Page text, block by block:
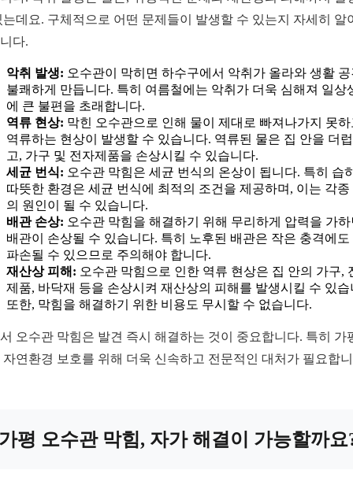
는데요. 구체적으로 어떤 문제들이 발생할 수 있는지 자세히 알
다.
악취 발생: 오수관이 막히면 하수구에서 악취가 올라와 생활
불쾌하게 만듭니다. 특히 여름철에는 악취가 더욱 심해져 일상
에 큰 불편을 초래합니다.
역류 현상: 막힌 오수관으로 인해 물이 제대로 빠져나가지 못하
역류하는 현상이 발생할 수 있습니다. 역류된 물은 집 안을 더
고, 가구 및 전자제품을 손상시킬 수 있습니다.
세균 번식: 오수관 막힘은 세균 번식의 온상이 됩니다. 특히 습
따뜻한 환경은 세균 번식에 최적의 조건을 제공하며, 이는 각종
의 원인이 될 수 있습니다.
배관 손상: 오수관 막힘을 해결하기 위해 무리하게 압력을 가하
배관이 손상될 수 있습니다. 특히 노후된 배관은 작은 충격에도
파손될 수 있으므로 주의해야 합니다.
재산상 피해: 오수관 막힘으로 인한 역류 현상은 집 안의 가구,
제품, 바닥재 등을 손상시켜 재산상의 피해를 발생시킬 수 있습
또한, 막힘을 해결하기 위한 비용도 무시할 수 없습니다.
오수관 막힘은 발견 즉시 해결하는 것이 중요합니다. 특히 가
자연환경 보호를 위해 더욱 신속하고 전문적인 대처가 필요합
평 오수관 막힘, 자가 해결이 가능할까요